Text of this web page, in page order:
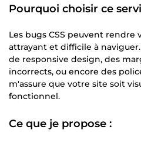
Pourquoi choisir ce
Les bugs CSS peuvent rendre
attrayant et difficile à
de responsive design, des
incorrects, ou encore des
m'assure que votre site soit
fonctionnel.
Ce que je propose :